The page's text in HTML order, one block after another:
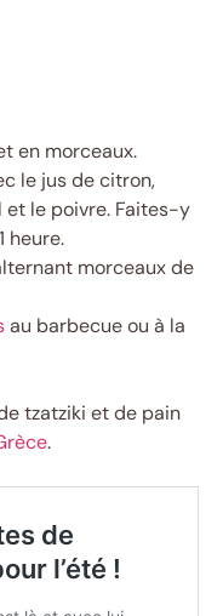
en morceaux.
le jus de citron,
et le poivre. Faites-y
heure.
morceaux de
au barbecue ou à la
tzatziki et de pain
.